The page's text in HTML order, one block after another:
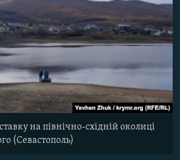
на північно-східній околиці
(Севастополь)